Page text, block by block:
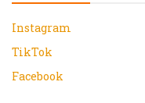
Instagram
TikTok
Facebook